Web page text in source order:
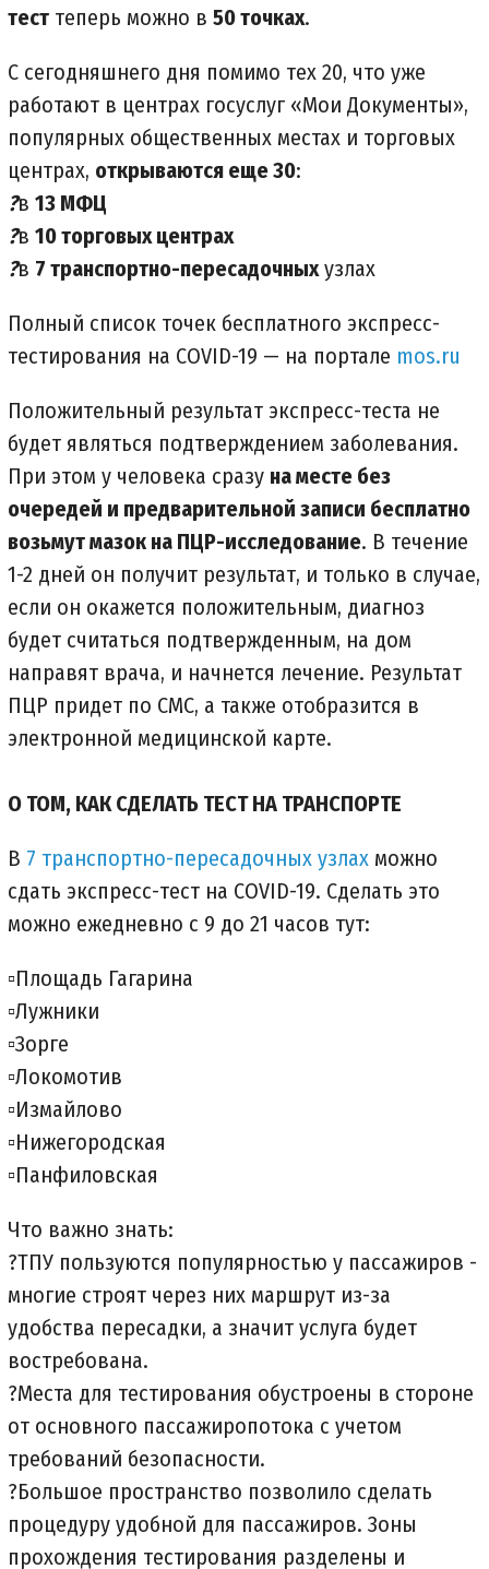
тест теперь можно в 50 точках.
C сегодняшнего дня помимо тех 20, что уже
работают в центрах госуслуг «Мои Документы»,
популярных общественных местах и торговых
центрах, открываются еще 30:
?в 13 МФЦ
?в 10 торговых центрах
?в 7 транспортно-пересадочныхузлах
Полный список точек бесплатного экспресс-
тестирования на COVID-19 — на портале mos.ru
Положительный результат экспресс-теста не
будет являться подтверждением заболевания.
При этом у человека сразу на месте без
очередей и предварительной записи бесплатно
возьмут мазок на ПЦР-исследование. В течение
1-2 дней он получит результат, и только в случае,
если он окажется положительным, диагноз
будет считаться подтвержденным, на дом
направят врача, и начнется лечение. Результат
ПЦР придет по СМС, а также отобразится в
электронной медицинской карте.
О ТОМ, КАК СДЕЛАТЬ ТЕСТ НА ТРАНСПОРТЕ
В 7 транспортно-пересадочных узлах можно
сдать экспресс-тест на COVID-19. Сделать это
можно ежедневно с 9 до 21 часов тут:
▫️Площадь Гагарина
▫️Лужники
▫️Зорге
▫️Локомотив
▫️Измайлово
▫️Нижегородская
▫️Панфиловская
Что важно знать:
?ТПУ пользуются популярностью у пассажиров -
многие строят через них маршрут из-за
удобства пересадки, а значит услуга будет
востребована.
?Места для тестирования обустроены в стороне
от основного пассажиропотока с учетом
требований безопасности.
?Большое пространство позволило сделать
процедуру удобной для пассажиров. Зоны
прохождения тестирования разделены и